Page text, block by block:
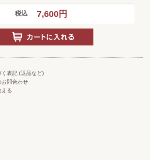
税込 7,600円
表記 (返品など)
お問合わせ
える